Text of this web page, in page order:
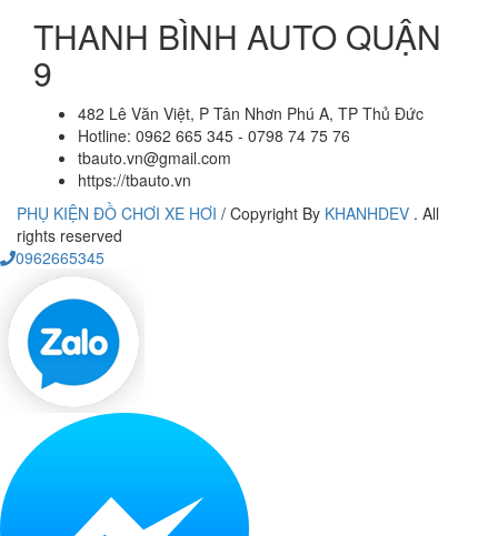
THANH BÌNH AUTO QUẬN
9
482 Lê Văn Việt, P Tân Nhơn Phú A, TP Thủ Đức
Hotline: 0962 665 345 - 0798 74 75 76
tbauto.vn@gmail.com
https://tbauto.vn
PHỤ KIỆN ĐỒ CHƠI XE HƠI / Copyright By KHANHDEV . All
rights reserved
0962665345